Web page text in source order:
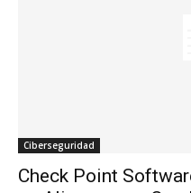
Ciberseguridad
Check Point